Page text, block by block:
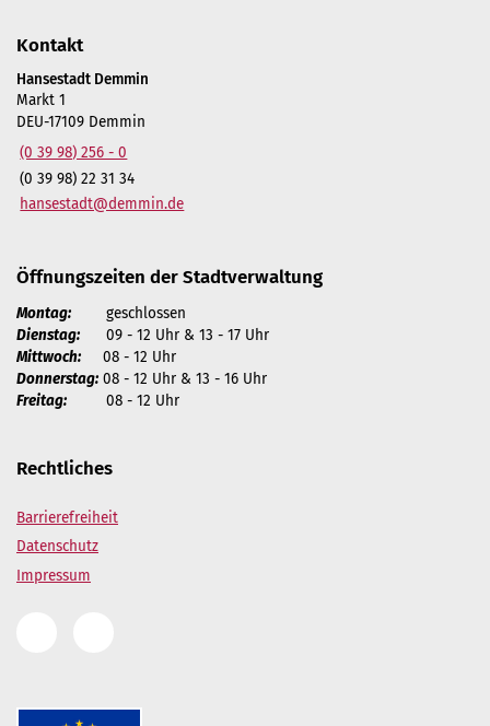
Kontakt
Hansestadt Demmin
Markt 1
DEU-17109 Demmin
(0 39 98) 256 - 0
(0 39 98) 22 31 34
hansestadt@demmin.de
Öffnungszeiten der Stadtverwaltung
Montag: geschlossen
Dienstag: 09 - 12 Uhr & 13 - 17 Uhr
Mittwoch: 08 - 12 Uhr
Donnerstag: 08 - 12 Uhr & 13 - 16 Uhr
Freitag: 08 - 12 Uhr
Rechtliches
Barrierefreiheit
Datenschutz
Impressum